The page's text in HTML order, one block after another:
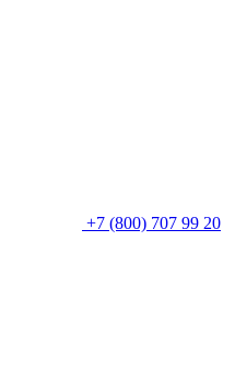
+7 (800) 707 99 20